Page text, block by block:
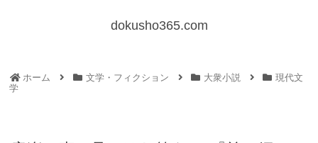
dokusho365.com
ホーム 文学・フィクション 大衆小説
現代文
学